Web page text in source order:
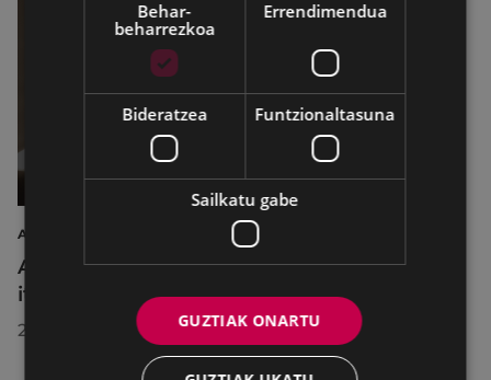
AIRE LIBREKO ZINEMA
Aire libreko abuztuko zinema Untzagara
itzuliko da lau proiekziorekin
2026/07/22
Behar-
beharrezkoa
Errendimendua
Bideratzea Funtzionaltasuna
Sailkatu gabe
GUZTIAK ONARTU